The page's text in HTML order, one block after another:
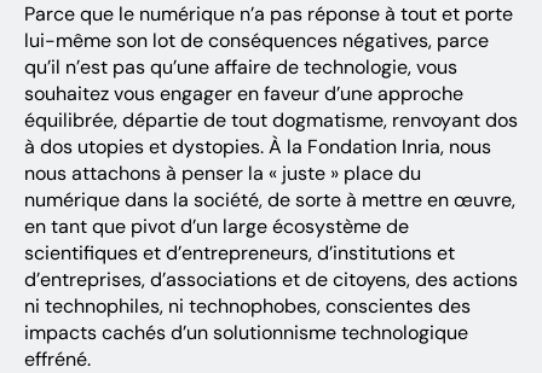
Parce que le numérique n’a pas réponse à tout et porte
lui-même son lot de conséquences négatives, parce
qu’il n’est pas qu’une affaire de technologie, vous
souhaitez vous engager en faveur d’une approche
équilibrée, départie de tout dogmatisme, renvoyant dos
à dos utopies et dystopies. À la Fondation Inria, nous
nous attachons à penser la « juste » place du
numérique dans la société, de sorte à mettre en œuvre,
en tant que pivot d’un large écosystème de
scientifiques et d’entrepreneurs, d’institutions et
d’entreprises, d’associations et de citoyens, des actions
ni technophiles, ni technophobes, conscientes des
impacts cachés d’un solutionnisme technologique
effréné.